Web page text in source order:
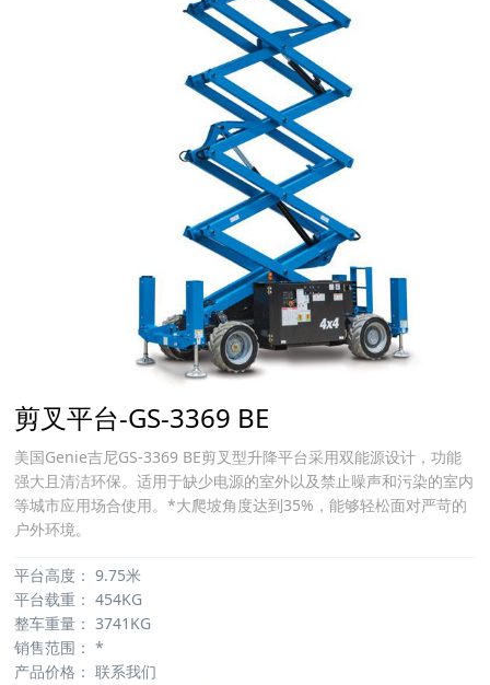
剪叉平台-GS-3369 BE
美国Genie吉尼GS-3369 BE剪叉型升降平台采用双能源设计，功能
强大且清洁环保。适用于缺少电源的室外以及禁止噪声和污染的室内
等城市应用场合使用。*大爬坡角度达到35%，能够轻松面对严苛的
户外环境。
平台高度： 9.75米
平台载重： 454KG
整车重量： 3741KG
销售范围： *
产品价格： 联系我们